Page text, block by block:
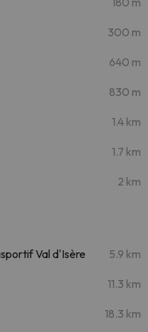
300 m
640 m
830 m
1.4 km
1.7 km
2 km
Val d'Isère 5.9 km
11.3 km
18.3 km